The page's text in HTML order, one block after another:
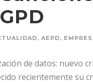
, AEPD,
de datos: nuevo
recientemente su